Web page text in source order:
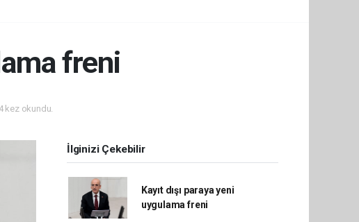
freni
kez okundu.
İlginizi Çekebilir
Kayıt dışı paraya yeni
uygulama freni